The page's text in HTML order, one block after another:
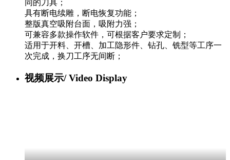
同的刀具；
具有断电续雕，断电恢复功能；
整版真空吸附台面，吸附力强；
可兼容多款操作软件，可根据客户要求定制；
适用于开料、开槽、加工隐形件、钻孔、铣型等工序一
次完成，换刀工序无间断；
视频展示/Video Display